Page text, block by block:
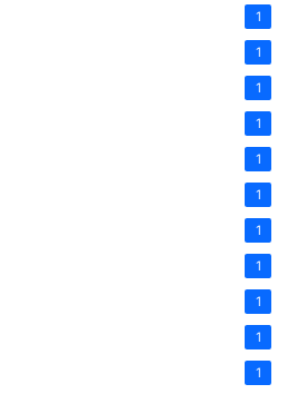
1
1
1
1
1
1
1
1
1
1
1